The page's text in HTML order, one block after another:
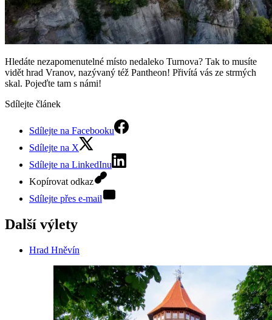
Hledáte nezapomenutelné místo nedaleko Turnova? Tak to musíte
vidět hrad Vranov, nazývaný též Pantheon! Přivítá vás ze strmých
skal. Pojeďte tam s námi!
Sdílejte článek
Sdílejte na Facebooku
Sdílejte na X
Sdílejte na LinkedInu
Kopírovat odkaz
Sdílejte přes e-mail
Další výlety
Hrad Hněvín